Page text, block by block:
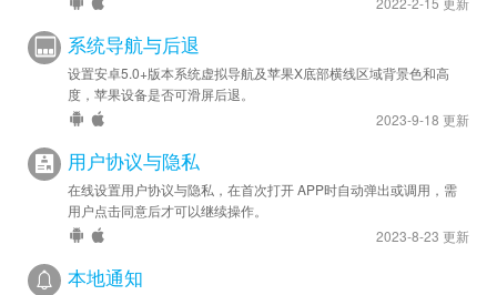
系统导航与后退
设置安卓5.0+版本系统虚拟导航及苹果X底部横线区域背景色和高
度，苹果设备是否可滑屏后退。
2023-9-18 更新
用户协议与隐私
在线设置用户协议与隐私，在首次打开 APP时自动弹出或调用，需
用户点击同意后才可以继续操作。
2023-8-23 更新
本地通知